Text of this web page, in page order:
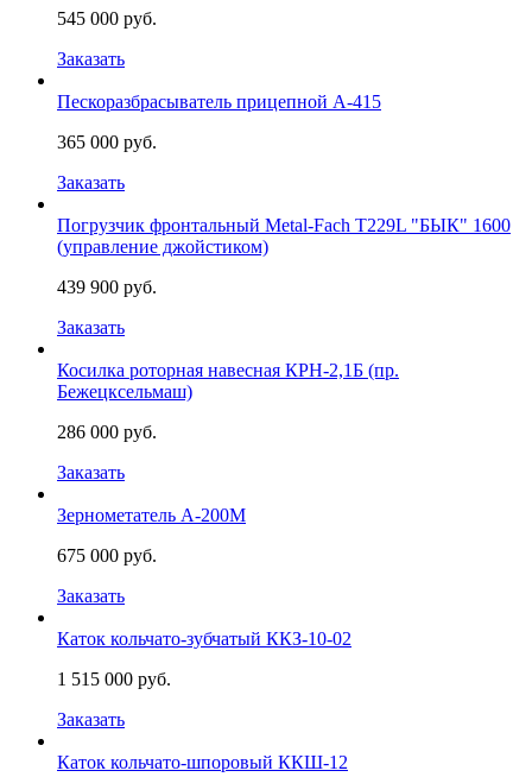
545 000 руб.
Заказать
Пескоразбрасыватель прицепной А-415
365 000 руб.
Заказать
Погрузчик фронтальный Metal-Fach Т229L "БЫК" 1600
(управление джойстиком)
439 900 руб.
Заказать
Косилка роторная навесная КРН-2,1Б (пр.
Бежецксельмаш)
286 000 руб.
Заказать
Зернометатель А-200М
675 000 руб.
Заказать
Каток кольчато-зубчатый ККЗ-10-02
1 515 000 руб.
Заказать
Каток кольчато-шпоровый ККШ-12